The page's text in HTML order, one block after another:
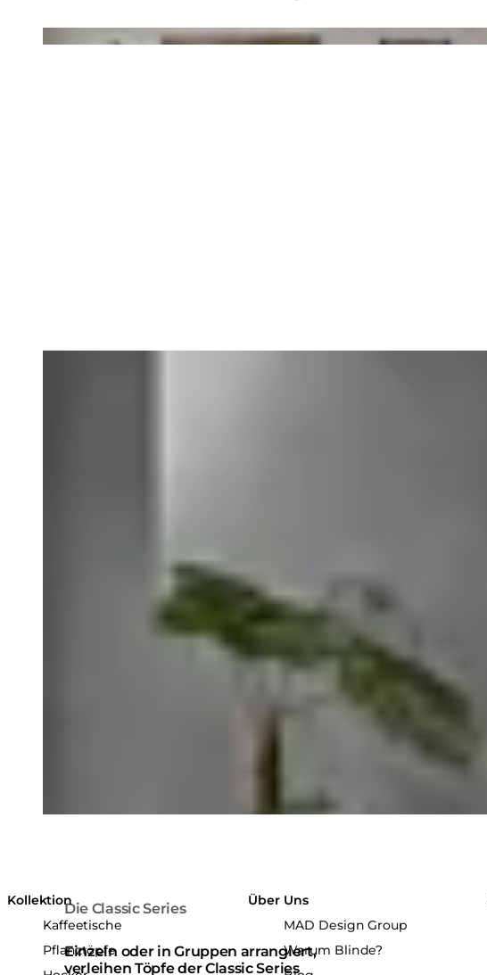
Die Classic Series
Einzeln oder in Gruppen arrangiert,
verleihen Töpfe der Classic Series
Kollektion
Kaffeetische
Pflanztöpfe
Über Uns
MAD Design Group
Warum Blinde?